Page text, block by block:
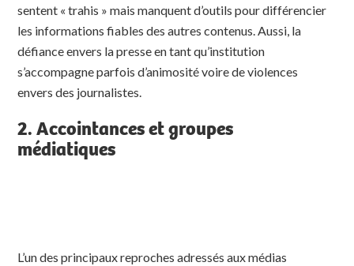
sentent « trahis » mais manquent d’outils pour différencier
les informations fiables des autres contenus. Aussi, la
défiance envers la presse en tant qu’institution
s’accompagne parfois d’animosité voire de violences
envers des journalistes.
2. Accointances et groupes
médiatiques
L’un des principaux reproches adressés aux médias